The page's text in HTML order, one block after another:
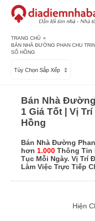
TRANG CHỦ »
BÁN NHÀ ĐƯỜNG PHAN CHU TRINH QUẬN 1 GIÁ TỐT | VỊ TRÍ ĐẸP | CHÍNH CHỦ
SỔ HỒNG
Tùy Chọn Sắp Xếp
Bán Nhà
1 Giá Tốt | Vị
Hồng
Bán Nhà Đường
hơn1.000 Thông Tin
Tục Mỗi Ngày. Vị Trí
Làm Việc Trực Tiếp
Hiện